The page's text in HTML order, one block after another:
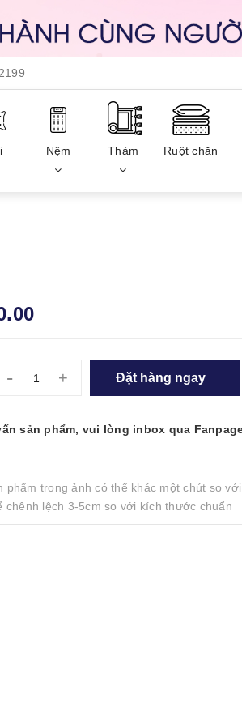
Nệm Thảm Ruột chăn
- + Đặt hàng ngay
sản phẩm, vui lòng inbox qua
phẩm trong ảnh có thể khác một chút so
chênh lệch 3-5cm so với kích thước chuẩn